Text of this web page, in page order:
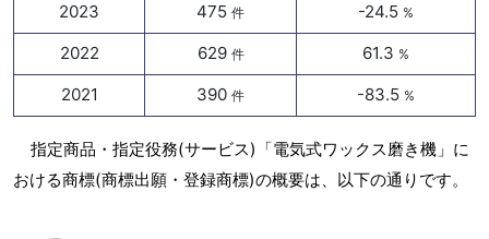
2023 475 件 -24.5 %
2022 629 件 61.3 %
2021 390 件 -83.5 %
指定商品・指定役務(サービス)「電気式ワックス磨き機」に
おける商標(商標出願・登録商標)の概要は、以下の通りです。